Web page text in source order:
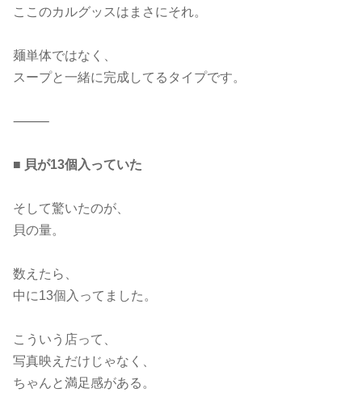
ここのカルグッスはまさにそれ。
麺単体ではなく、
スープと一緒に完成してるタイプです。
⸻
■ 貝が13個入っていた
そして驚いたのが、
貝の量。
数えたら、
中に13個入ってました。
こういう店って、
写真映えだけじゃなく、
ちゃんと満足感がある。